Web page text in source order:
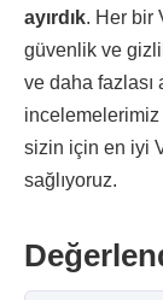
ayırdık. Her bir
güvenlik ve
ve daha fazlası
sizin için en iyi
sağlıyoruz.